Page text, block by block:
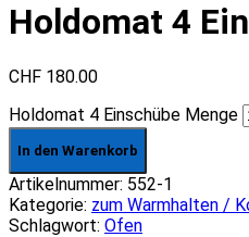
Holdomat 4
CHF 180.00
Holdomat 4 Einschübe Menge
In den Warenkorb
Artikelnummer: 552-1
Kategorie: zum Warmhalten /
Schlagwort: Ofen